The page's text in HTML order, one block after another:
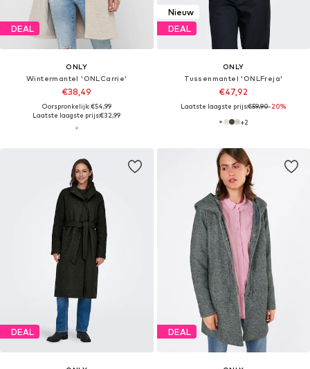
DEAL
ONLY
Wintermantel 'ONLCarrie'
€38,49
Oorspronkelijk: €54,99
Laatste laagste prijs:€32,99
Nieuw
DEAL
ONLY
Tussenmantel 'ONLFreja'
€47,92
Laatste laagste prijs:€59,90-20%
+2
DEAL DEAL